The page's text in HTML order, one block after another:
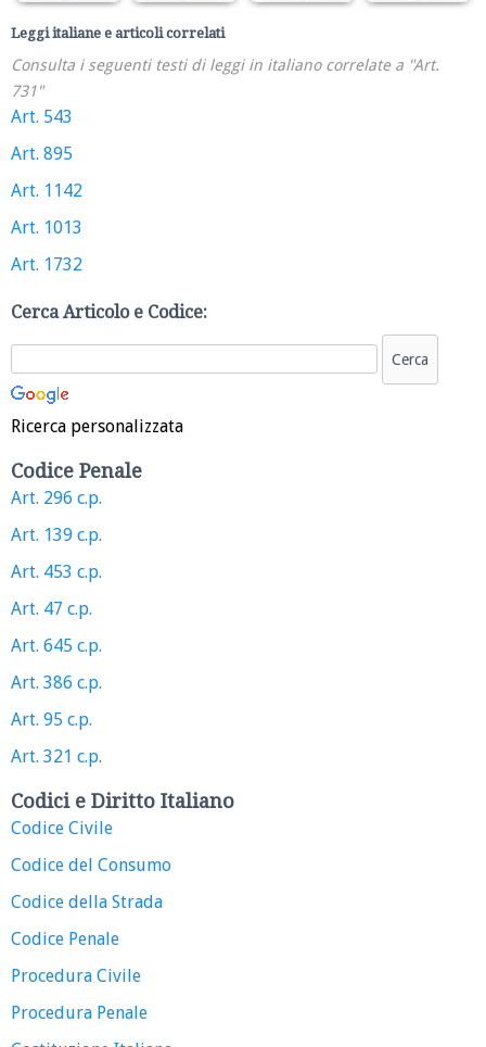
Leggi italiane e articoli correlati
Consulta i seguenti testi di leggi in italiano correlate a "Art.
731"
Art. 543
Art. 895
Art. 1142
Art. 1013
Art. 1732
Cerca Articolo e Codice:
Ricerca personalizzata
Codice Penale
Art. 296 c.p.
Art. 139 c.p.
Art. 453 c.p.
Art. 47 c.p.
Art. 645 c.p.
Art. 386 c.p.
Art. 95 c.p.
Art. 321 c.p.
Codici e Diritto Italiano
Codice Civile
Codice del Consumo
Codice della Strada
Codice Penale
Procedura Civile
Procedura Penale